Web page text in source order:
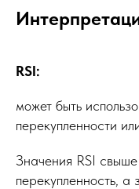
RSI:
может быть
перекупленности
Значения RSI
перекупленность,